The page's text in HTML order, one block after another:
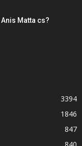
Matta cs?
3394
1846
847